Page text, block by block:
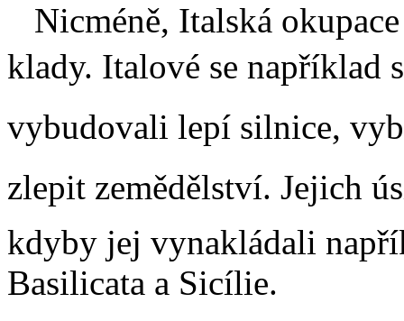
Nicméně, Italská
klady. Italové se například
vybudovali lepí silnice,
zlepit zemědělství. Jejich
kdyby jej vynakládali
Basilicata a Sicílie.